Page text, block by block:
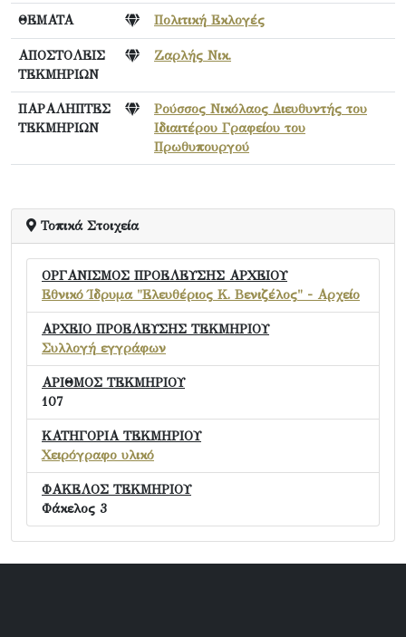
ΘΕΜΑΤΑ Πολιτική Εκλογές
ΑΠΟΣΤΟΛΕΙΣ
ΤΕΚΜΗΡΙΩΝ
Ζαρλής Νικ.
ΠΑΡΑΛΗΠΤΕΣ
ΤΕΚΜΗΡΙΩΝ
Ρούσσος Νικόλαος Διευθυντής του
Ιδιαιτέρου Γραφείου του
Πρωθυπουργού
Τοπικά Στοιχεία
ΟΡΓΑΝΙΣΜΟΣ ΠΡΟΕΛΕΥΣΗΣ ΑΡΧΕΙΟΥ
Εθνικό Ίδρυμα "Ελευθέριος Κ. Βενιζέλος" - Αρχείο
ΑΡΧΕΙΟ ΠΡΟΕΛΕΥΣΗΣ ΤΕΚΜΗΡΙΟΥ
Συλλογή εγγράφων
ΑΡΙΘΜΟΣ ΤΕΚΜΗΡΙΟΥ
107
ΚΑΤΗΓΟΡΙΑ ΤΕΚΜΗΡΙΟΥ
Χειρόγραφο υλικό
ΦΑΚΕΛΟΣ ΤΕΚΜΗΡΙΟΥ
Φάκελος 3